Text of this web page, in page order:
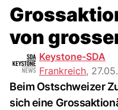
von
Keystone-SDA
Frankreich,
Beim Ostschweizer
sich eine